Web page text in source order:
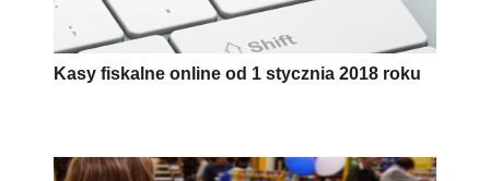
Kasy fiskalne online od 1 stycznia 2018 roku